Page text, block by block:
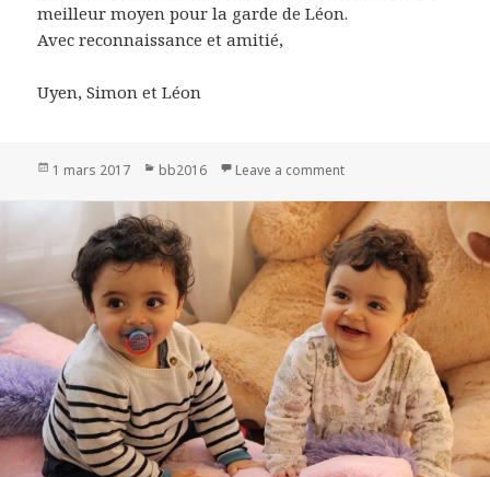
meilleur moyen pour la garde de Léon.
Avec reconnaissance et amitié,
Uyen, Simon et Léon
Publié
1 mars 2017 Catégories
bb2016 Leave a comment